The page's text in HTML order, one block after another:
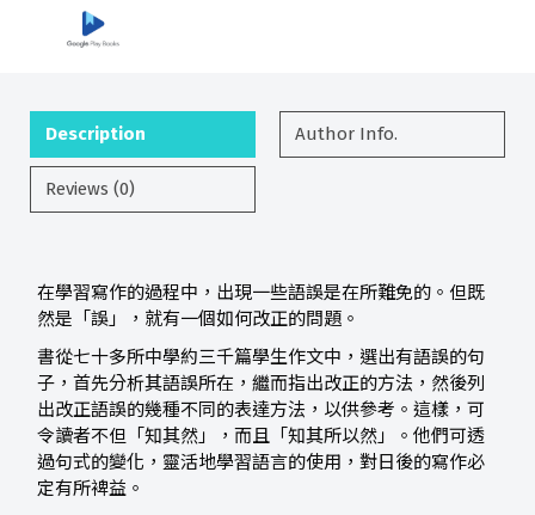
Description Author Info.
Reviews (0)
在學習寫作的過程中，出現一些語誤是在所難免的。但既
然是「誤」，就有一個如何改正的問題。
書從七十多所中學約三千篇學生作文中，選出有語誤的句
子，首先分析其語誤所在，繼而指出改正的方法，然後列
出改正語誤的幾種不同的表達方法，以供參考。這樣，可
令讀者不但「知其然」，而且「知其所以然」。他們可透
過句式的變化，靈活地學習語言的使用，對日後的寫作必
定有所裨益。